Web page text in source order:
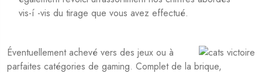
vis-í -vis du tirage que vous avez effectué.
Éventuellement achevé vers des jeux ou à
parfaites catégories de gaming. Complet de la brique,